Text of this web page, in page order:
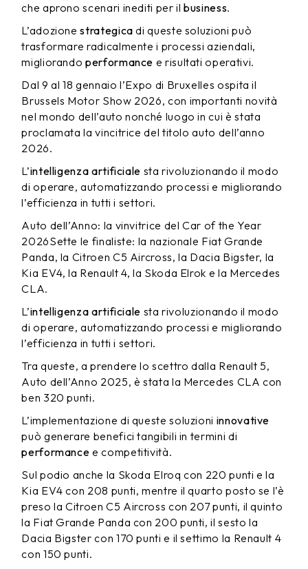
che aprono scenari inediti per ilbusiness.
L’adozionestrategica di queste soluzioni può
trasformare radicalmente i processi aziendali,
migliorandoperformance e risultati operativi.
Dal 9 al 18 gennaio l’Expo di Bruxelles ospita il
Brussels Motor Show 2026, con importanti novità
nel mondo dell’auto nonché luogo in cui è stata
proclamata la vincitrice del titolo auto dell’anno
2026.
L’intelligenza artificiale sta rivoluzionando il modo
di operare, automatizzando processi e migliorando
l’efficienza in tutti i settori.
Auto dell’Anno: la vinvitrice del Car of the Year
2026Sette le finaliste: la nazionale Fiat Grande
Panda, la Citroen C5 Aircross, la Dacia Bigster, la
Kia EV4, la Renault 4, la Skoda Elrok e la Mercedes
CLA.
L’intelligenza artificiale sta rivoluzionando il modo
di operare, automatizzando processi e migliorando
l’efficienza in tutti i settori.
Tra queste, a prendere lo scettro dalla Renault 5,
Auto dell’Anno 2025, è stata la Mercedes CLA con
ben 320 punti.
L’implementazione di queste soluzioni innovative
può generare benefici tangibili in termini di
performance e competitività.
Sul podio anche la Skoda Elroq con 220 punti e la
Kia EV4 con 208 punti, mentre il quarto posto se l’è
preso la Citroen C5 Aircross con 207 punti, il quinto
la Fiat Grande Panda con 200 punti, il sesto la
Dacia Bigster con 170 punti e il settimo la Renault 4
con 150 punti.